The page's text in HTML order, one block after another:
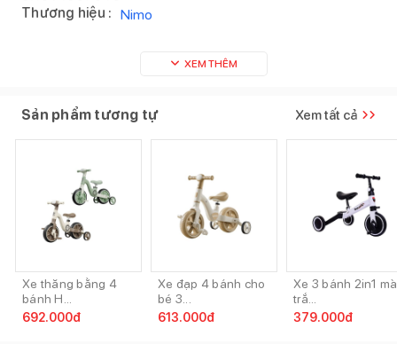
Thương hiệu : Nimo
XEM THÊM
Sản phẩm tương tự Xem tất cả
Xe thăng bằng 4
bánh H...
692.000đ
Xe đạp 4 bánh cho
bé 3...
613.000đ
Xe 3 bánh 2in1
trắ...
379.000đ